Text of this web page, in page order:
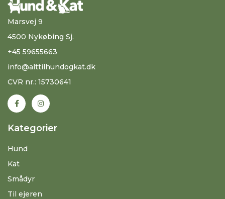
Marsvej 9
4500 Nykøbing Sj.
+45 59655663
info@alttilhundogkat.dk
CVR nr.: 15730641
Kategorier
Hund
Kat
Smådyr
Til ejeren